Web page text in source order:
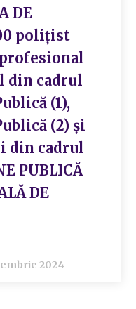
DE
polițist
din cadrul
(1),
(2) și
din cadrul
PUBLICĂ
DE
2024